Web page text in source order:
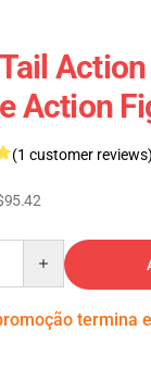
Action
(1 customer reviews)
termina